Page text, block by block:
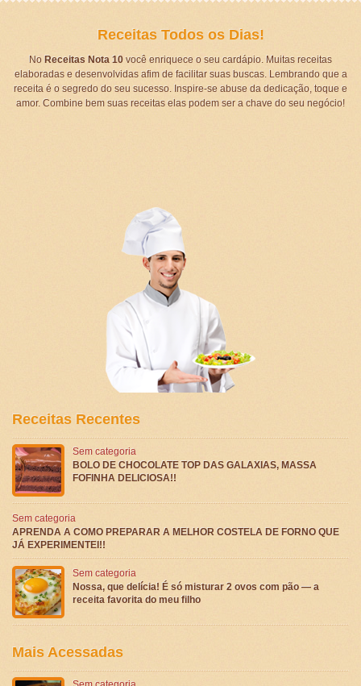
Receitas Todos os Dias!
No Receitas Nota 10você enriquece o seu cardápio. Muitas receitas
elaboradas e desenvolvidas afim de facilitar suas buscas. Lembrando que a
receita é o segredo do seu sucesso. Inspire-se abuse da dedicação, toque e
amor. Combine bem suas receitas elas podem ser a chave do seu negócio!
Receitas Recentes
Sem categoria
BOLO DE CHOCOLATE TOP DAS GALAXIAS, MASSA
FOFINHA DELICIOSA!!
Sem categoria
APRENDA A COMO PREPARAR A MELHOR COSTELA DE FORNO QUE
JÁ EXPERIMENTEI!!
Sem categoria
Nossa, que delícia! É só misturar 2 ovos com pão — a
receita favorita do meu filho
Mais Acessadas